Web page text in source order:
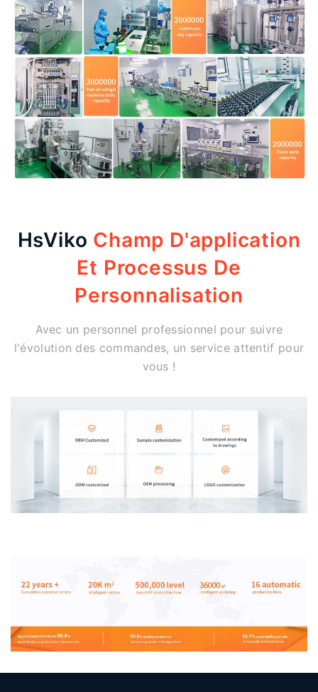
HsViko Champ D'application
Et Processus De
Personnalisation
Avec un personnel professionnel pour suivre
l'évolution des commandes, un service attentif pour
vous !